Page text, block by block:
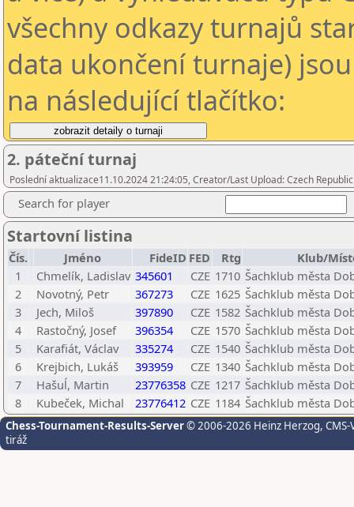
všechny odkazy turnajů
data ukončení turnaje)
na následující tlačítko:
2. páteční turnaj
Poslední aktualizace11.10.2024 21:24:05, Creator/Last Upload: Czech
Search for player
Startovní listina
Čís. Jméno FideID FED Rtg
Klub/
1
Chmelík, Ladislav 345601 CZE 1710 Šachklub města
2
Novotný, Petr 367273 CZE 1625 Šachklub města
3
Jech, Miloš 397890 CZE 1582 Šachklub města
4
Rastočný, Josef 396354 CZE 1570 Šachklub města
5
Karafiát, Václav 335274 CZE 1540 Šachklub města
6
Krejbich, Lukáš 393959 CZE 1340 Šachklub města
7
Hašuĺ, Martin 23776358 CZE 1217 Šachklub města
8
Kubeček, Michal 23776412 CZE 1184 Šachklub města
Chess-Tournament-Results-Server© 2006-2026 Heinz Herzog,
tiráž